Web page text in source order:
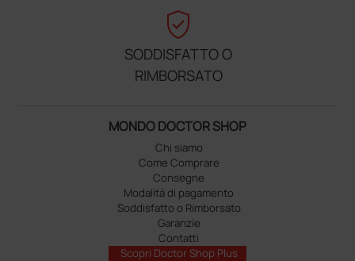
verified_user
SODDISFATTO O
RIMBORSATO
MONDO DOCTOR SHOP
Chi siamo
Come Comprare
Consegne
Modalità di pagamento
Soddisfatto o Rimborsato
Garanzie
Contatti
Scopri Doctor Shop Plus